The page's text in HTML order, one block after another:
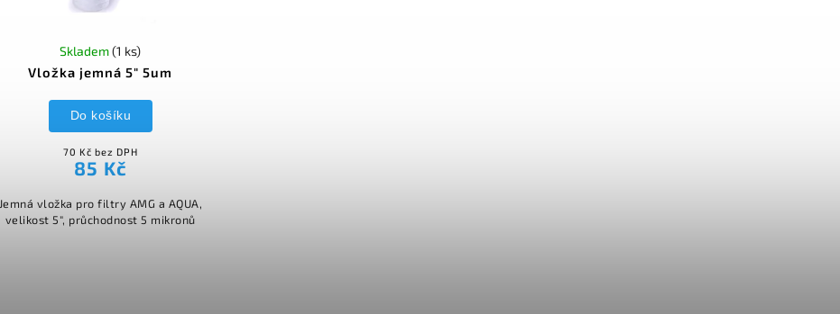
Vložka jemná 5" 5um
Skladem(1 ks)
70 Kč bez DPH
85 Kč
Do košíku
Jemná vložka pro filtry AMG a AQUA,
velikost 5", průchodnost 5 mikronů